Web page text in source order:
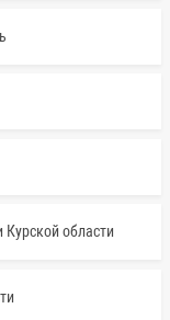
области